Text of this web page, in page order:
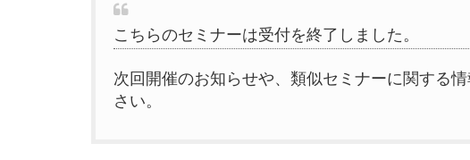
こちらのセミナーは受付を終了しました。
次回開催のお知らせや、類似セミナーに関する
さい。